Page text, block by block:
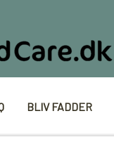
BLIV FADDER